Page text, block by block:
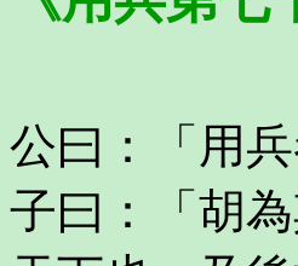
公曰：「用
子曰：「胡